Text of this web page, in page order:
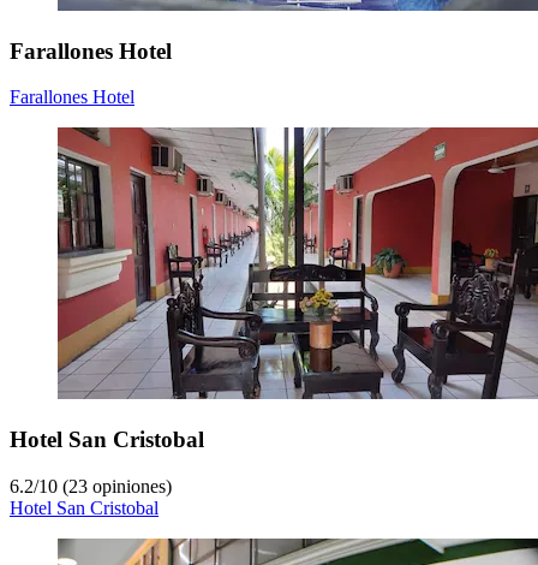
Farallones Hotel
Farallones Hotel
Hotel San Cristobal
6.2/10 (23 opiniones)
Hotel San Cristobal